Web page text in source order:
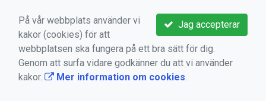
Jag accepterar
På vår webbplats använder vi
kakor (cookies) för att
webbplatsen ska fungera på ett bra sätt för dig.
Genom att surfa vidare godkänner du att vi använder
kakor.
Mer information om cookies.